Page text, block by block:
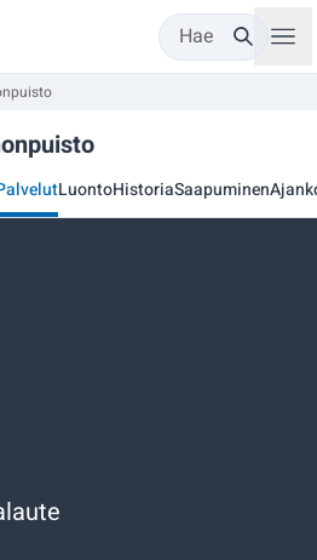
Hae
LuontoHistoriaSaapuminen